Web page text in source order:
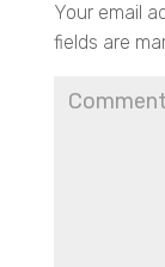
Your email
fields are